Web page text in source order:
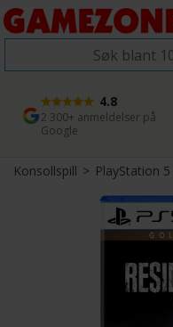
4.8
2 300+ anmeldelser på
Google
1 dags levering
Bestill innen kl. 12
Konsollspill> PlayStation 5